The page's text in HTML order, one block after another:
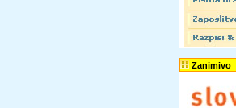
Zanimivo